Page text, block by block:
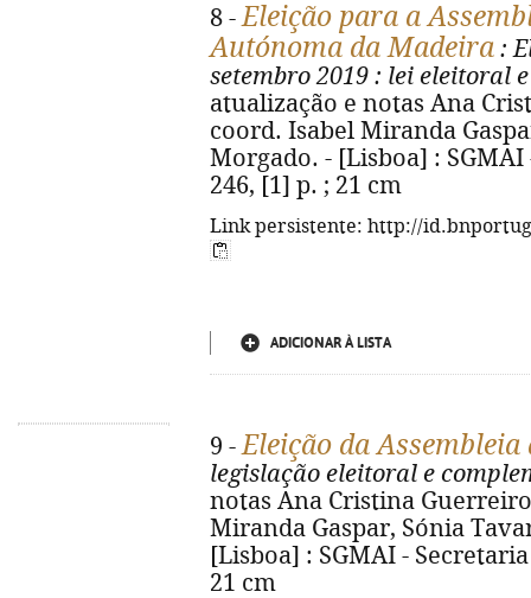
8 -Eleição para a
Autónoma da Madeira :
setembro 2019 : lei eleitoral
atualização e notas Ana
coord. Isabel Miranda
Morgado. - [Lisboa] : SGMAI
246, [1] p. ; 21 cm
Link persistente: http://
ADICIONAR À LISTA
9 -Eleição da
legislação eleitoral e
notas Ana Cristina
Miranda Gaspar, Sónia
[Lisboa] : SGMAI -
21 cm